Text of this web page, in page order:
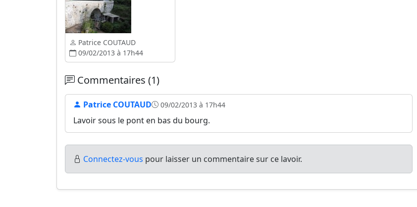
Patrice COUTAUD
09/02/2013 à 17h44
Commentaires (1)
Patrice COUTAUD 09/02/2013 à 17h44
Lavoir sous le pont en bas du bourg.
Connectez-vous pour laisser un commentaire sur ce lavoir.